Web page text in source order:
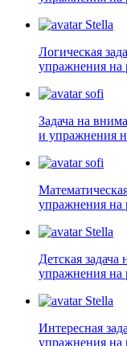
Stella
Логическая
упражнения на
sofi
Задача на
и упражнения
sofi
упражнения на
Stella
Детская задача
упражнения на
Stella
Интересная
упражнения на